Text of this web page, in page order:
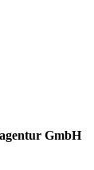
GmbH